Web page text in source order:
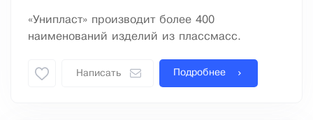
«Унипласт» производит более 400
наименований изделий из плассмасс.
Написать Подробнее